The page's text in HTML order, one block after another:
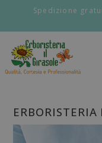
Spedizione
ERBORISTERIA